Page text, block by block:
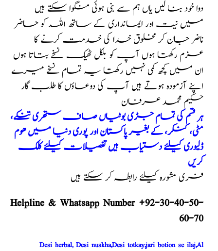
دوا خود بنا لیں یاں ہم سے بنی ہوئی منگوا سکتے ہیں
میں نیت اور ایمانداری کے ساتھ اللہ کو حاضر
ناضر جان کر مخلوق خدا کی خدمت کرنے کا
عزم رکھتا ہوں آپ کو بلکل ٹھیک نسخے بتاتا ہوں
ان میں کچھ کمی نہیں رکھتا یہ تمام نسخے میرے
اپنے آزمودہ ہوتے ہیں آپ کی دوعاؤں کا طلب گار
حکیم محمد عرفان
ہر قسم کی تمام جڑی بوٹیاں صاف ستھری تنکے،
مٹی، کنکر، کے بغیر پاکستان اور پوری دنیا میں ھوم
ڈلیوری کیلئے دستیاب ہیں تفصیلات کیلئے کلک
کریں
فری مشورہ کیلئے رابطہ کر سکتے ہیں
Helpline & Whatsapp Number +92-30-40-50-
60-70
Desi herbal, Desi nuskha,Desi totkay,jari botion se ilaj,Al